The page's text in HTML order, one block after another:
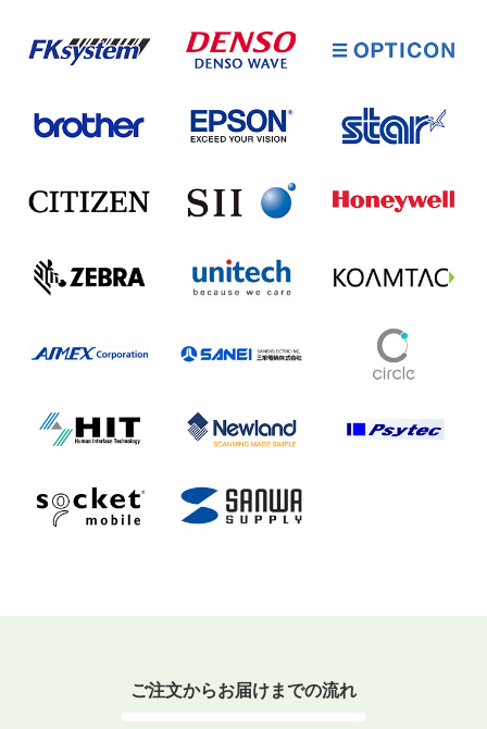
ご注文からお届けまでの流れ